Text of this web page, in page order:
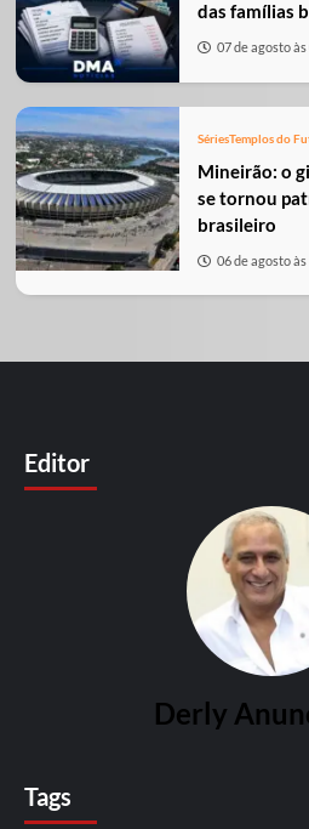
das famílias
07 de agosto
SériesTemplos do
Mineirão: o
se tornou
brasileiro
06 de agosto
Editor
Derly
Tags